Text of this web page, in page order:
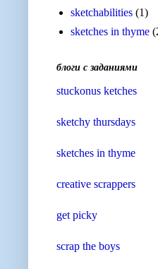
sketchabilities (1)
sketches in thyme
блоги с заданиями
stuckonus ketches
sketchy thursdays
sketches in thyme
creative scrappers
get picky
scrap the boys